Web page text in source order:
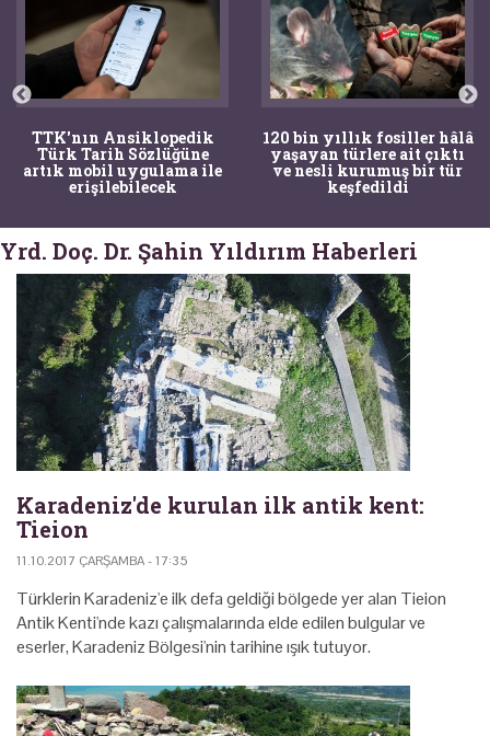
TTK'nın Ansiklopedik
Türk Tarih Sözlüğüne
artık mobil uygulama ile
erişilebilecek
120 bin yıllık fosiller hâlâ
yaşayan türlere ait çıktı
ve nesli kurumuş bir tür
keşfedildi
Yrd. Doç. Dr. Şahin Yıldırım Haberleri
Karadeniz'de kurulan ilk antik kent:
Tieion
11.10.2017 ÇARŞAMBA - 17:35
Türklerin Karadeniz'e ilk defa geldiği bölgede yer alan Tieion
Antik Kenti'nde kazı çalışmalarında elde edilen bulgular ve
eserler, Karadeniz Bölgesi'nin tarihine ışık tutuyor.